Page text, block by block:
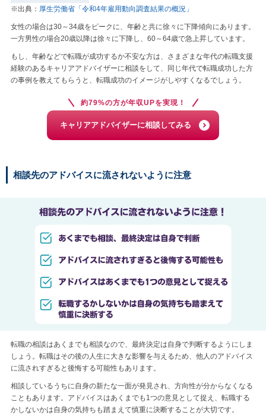
※出典： 厚生労働省「令和4年雇用動向調査結果の概況」
女性の場合は30～34歳をピークに、年齢と共に徐々に下降傾向にあります。
一方男性の場合20歳以降は徐々に下降し、60～64歳で急上昇しています。
もし、年齢などで転職が成功するか不安な方は、さまざまな年代の転職支援
経験のあるキャリアアドバイザーに相談をして、同じ年代で転職成功した方
の事例を教えてもらうと、転職成功のイメージがしやすくなるでしょう。
約79%の方が年収UPを実現！
キャリアアドバイザーに相談してみる
相談先のアドバイスに流されないように注意
転職の相談はあくまでも相談なので、最終決定は自身で判断するようにしま
しょう。転職はその後の人生に大きな影響を与えるため、他人のアドバイス
に流されすぎると後悔する可能性もあります。
相談しているうちに自身の新たな一面が発見され、方向性が分からなくなる
こともあります。アドバイスはあくまでも1つの意見として捉え、転職する
かしないかは自身の気持ちも踏まえて慎重に決断することが大切です。